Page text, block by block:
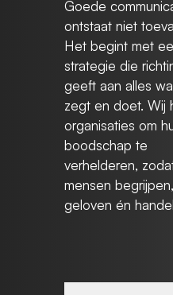
Goede
ontstaat niet
Het begint met
strategie die
geeft aan alles
zegt en doet. Wij
organisaties om
boodschap te
verhelderen,
mensen begrijpen,
geloven én